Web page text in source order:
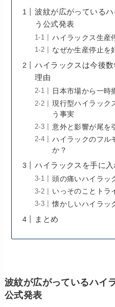
波紋が広がっている
う公式発表
ハイラックス生産
なぜか生産停止を
ハイラックスは今後
理由
日本市場から一時
現行型ハイラック
う事実
意外と影響が尾を
ハイラックのフル
か？
ハイラックスを手に
頭の痛いハイラッ
いっそのことトラ
懐かしいハイラッ
まとめ
波紋が広がっているハイ
公式発表